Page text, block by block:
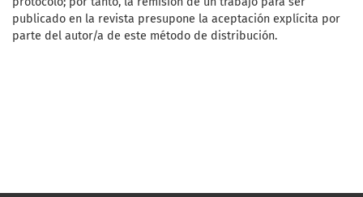
publicado en la revista presupone la aceptación explícita por
parte del autor/a de este método de distribución.